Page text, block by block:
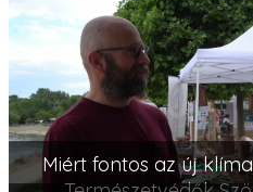
Miért fontos az új